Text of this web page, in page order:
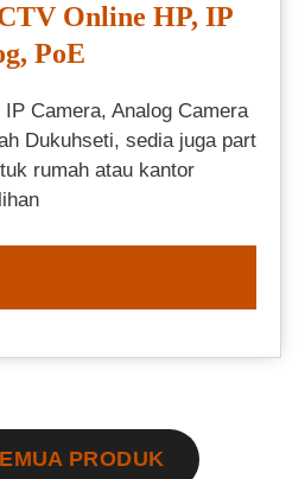
Online HP, IP
PoE
Camera, Analog Camera
Dukuhseti, sedia juga part
rumah atau kantor
PRODUK